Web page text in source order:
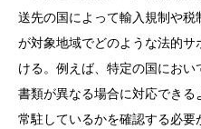
送先の国によって輸入規制や
が対象地域でどのような法的
ける。例えば、特定の国にお
書類が異なる場合に対応でき
常駐しているかを確認する必要